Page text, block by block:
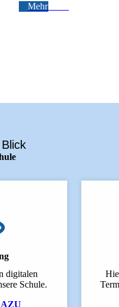
Mehr lesen
digitalen
Schule.